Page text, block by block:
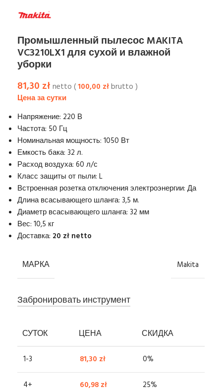
Промышленный пылесос MAKITA
VC3210LX1 для сухой и влажной
уборки
81,30 zł netto (100,00 złbrutto )
Напряжение: 220 В
Частота: 50 Гц
Номинальная мощность: 1050 Вт
Емкость бака: 32 л.
Расход воздуха: 60 л/с
Класс защиты от пыли: L
Встроенная розетка отключения электроэнергии: Да
Длина всасывающего шланга: 3,5 м.
Диаметр всасывающего шланга: 32 мм
Вес: 10,5 кг
Доставка: 20 zł netto
МАРКА Makita
Забронировать инструмент
СУТОК ЦЕНА СКИДКА
1-3 81,30 zł 0%
4+ 60,98 zł 25%